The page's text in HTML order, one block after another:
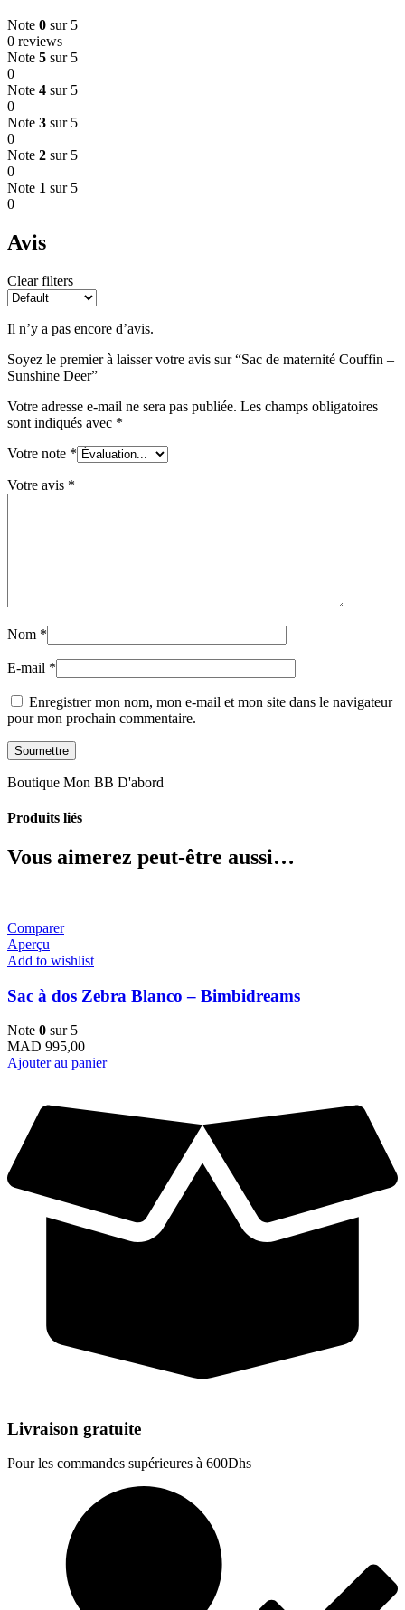
Note 0 sur 5
0 reviews
Note 5 sur 5
0
Note 4 sur 5
0
Note 3 sur 5
0
Note 2 sur 5
0
Note 1 sur 5
0
Avis
Clear filters
Il n’y a pas encore d’avis.
Soyez le premier à laisser votre avis sur “Sac de maternité Couffin –
Sunshine Deer”
Votre adresse e-mail ne sera pas publiée. Les champs obligatoires
sont indiqués avec *
Votre note *
Votre avis *
Nom *
E-mail *
Enregistrer mon nom, mon e-mail et mon site dans le navigateur
pour mon prochain commentaire.
Boutique Mon BB D'abord
Produits liés
Vous aimerez peut-être aussi…
Comparer
Aperçu
Add to wishlist
Sac à dos Zebra Blanco – Bimbidreams
Note 0 sur 5
MAD 995,00
Ajouter au panier
Livraison gratuite
Pour les commandes supérieures à 600Dhs